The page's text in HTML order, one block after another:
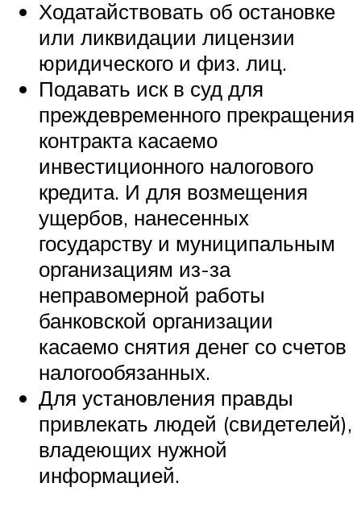
Ходатайствовать об остановке
или ликвидации лицензии
юридического и физ. лиц.
Подавать иск в суд для
преждевременного прекращения
контракта касаемо
инвестиционного налогового
кредита. И для возмещения
ущербов, нанесенных
государству и муниципальным
организациям из-за
неправомерной работы
банковской организации
касаемо снятия денег со счетов
налогообязанных.
Для установления правды
привлекать людей (свидетелей),
владеющих нужной
информацией.